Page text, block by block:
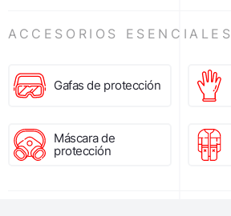
ACCESORIOS ESENCIALES
Gafas de protección
Máscara de
protección